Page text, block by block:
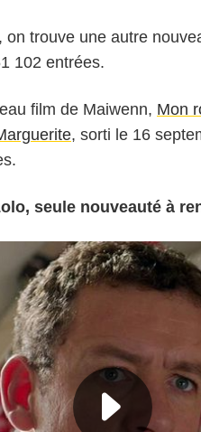
on trouve une autre
102 entrées.
film de Maiwenn, Mon
, sorti le 16
seule nouveauté à